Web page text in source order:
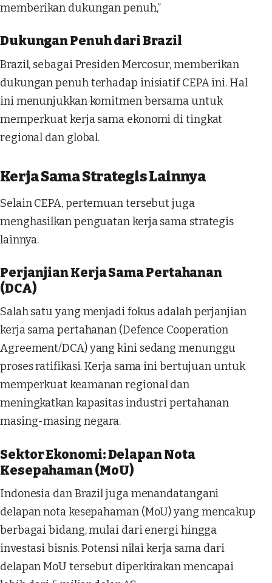
memberikan dukungan penuh,”
Dukungan Penuh dari Brazil
Brazil, sebagai Presiden Mercosur, memberikan
dukungan penuh terhadap inisiatif CEPA ini. Hal
ini menunjukkan komitmen bersama untuk
memperkuat kerja sama ekonomi di tingkat
regional dan global.
Kerja Sama Strategis Lainnya
Selain CEPA, pertemuan tersebut juga
menghasilkan penguatan kerja sama strategis
lainnya.
Perjanjian Kerja Sama Pertahanan
(DCA)
Salah satu yang menjadi fokus adalah perjanjian
kerja sama pertahanan (Defence Cooperation
Agreement/DCA) yang kini sedang menunggu
proses ratifikasi. Kerja sama ini bertujuan untuk
memperkuat keamanan regional dan
meningkatkan kapasitas industri pertahanan
masing-masing negara.
Sektor Ekonomi: Delapan Nota
Kesepahaman (MoU)
Indonesia dan Brazil juga menandatangani
delapan nota kesepahaman (MoU) yang mencakup
berbagai bidang, mulai dari energi hingga
investasi bisnis. Potensi nilai kerja sama dari
delapan MoU tersebut diperkirakan mencapai